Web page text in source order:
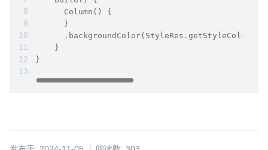
      Column() {
      }
    }
}